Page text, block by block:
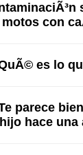
motos con
es lo
parece
hace una